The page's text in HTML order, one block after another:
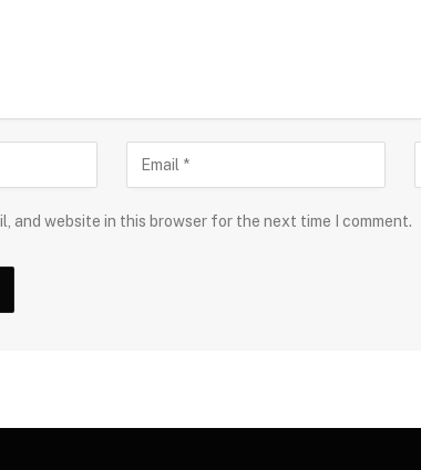
and website in this browser for the next time I comment.